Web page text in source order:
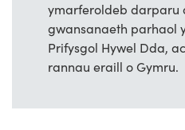
ymarferoldeb darparu
gwansanaeth parhaol
Prifysgol Hywel Dda,
rannau eraill o Gymru.